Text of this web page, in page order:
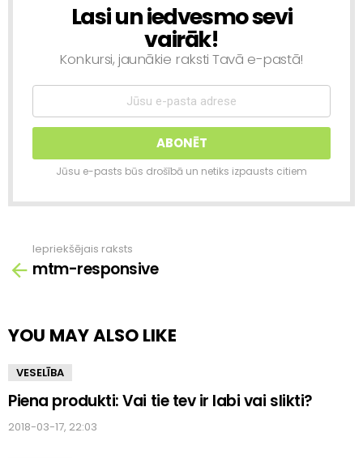
NEWSLETTER
Lasi un iedvesmo sevi
vairāk!
Konkursi, jaunākie raksti Tavā e-pastā!
Jūsu e-pasts būs drošībā un netiks izpausts citiem
Skatīt
vairāk
Iepriekšējais raksts
mtm-responsive
YOU MAY ALSO LIKE
VESELĪBA
Piena produkti: Vai tie tev ir labi vai slikti?
2018-03-17, 22:03